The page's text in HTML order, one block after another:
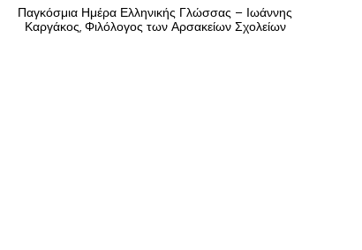
Παγκόσμια Ημέρα Ελληνικής Γλώσσας – Ιωάννης
Καργάκος, Φιλόλογος των Αρσακείων Σχολείων